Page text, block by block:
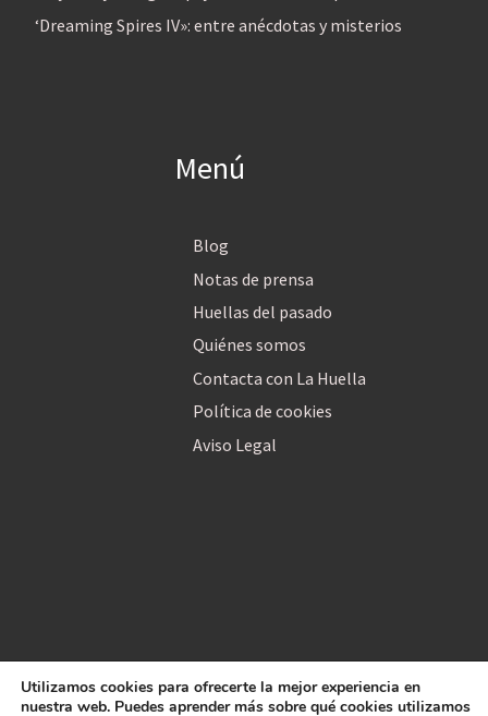
‘Dreaming Spires IV»: entre anécdotas y misterios
Menú
Blog
Notas de prensa
Huellas del pasado
Quiénes somos
Contacta con La Huella
Política de cookies
Aviso Legal
© 2026La Huella Digital– Todos los derechos reservados
Utilizamos cookies para ofrecerte la mejor experiencia en
nuestra web. Puedes aprender más sobre qué cookies utilizamos